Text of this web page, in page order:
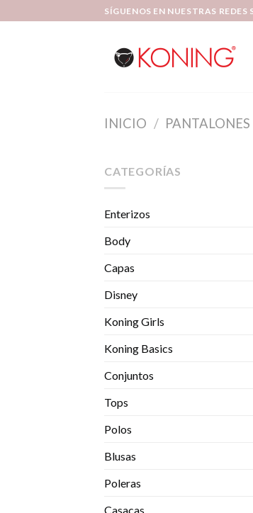
SÍGUENOS EN NUESTRAS REDES
INICIO / PANTALONES
CATEGORÍAS
Enterizos
Body
Capas
Disney
Koning Girls
Koning Basics
Conjuntos
Tops
Polos
Blusas
Poleras
Casacas